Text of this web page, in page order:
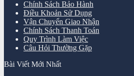
Chính Sách Bảo Hành
Điều Khoản Sử Dụng
Vận Chuyển Giao Nhận
Chính Sách Thanh Toán
Quy Trình Làm Việc
Câu Hỏi Thường Gặp
Bài Viết Mới Nhất